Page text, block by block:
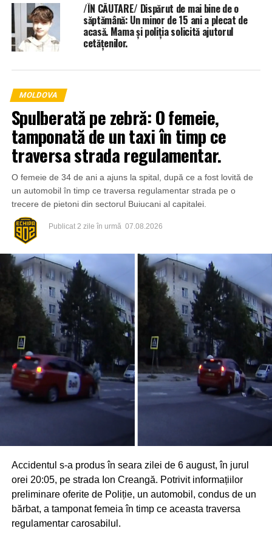
/ÎN CĂUTARE/ Dispărut de mai bine de o
săptămână: Un minor de 15 ani a plecat de
acasă. Mama și poliția solicită ajutorul
cetățenilor.
MOLDOVA
Spulberată pe zebră: O femeie,
tamponată de un taxi în timp ce
traversa strada regulamentar.
O femeie de 34 de ani a ajuns la spital, după ce a fost lovită de
un automobil în timp ce traversa regulamentar strada pe o
trecere de pietoni din sectorul Buiucani al capitalei.
Publicat 2 zile în urmă 07.08.2026
Accidentul s-a produs în seara zilei de 6 august, în jurul
orei 20:05, pe strada Ion Creangă. Potrivit informațiilor
preliminare oferite de Poliție, un automobil, condus de un
bărbat, a tamponat femeia în timp ce aceasta traversa
regulamentar carosabilul.